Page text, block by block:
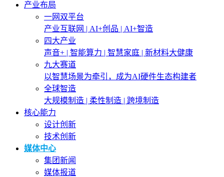
产业布局
一网双平台
产业互联网 | AI+创品 | AI+智造
四大产业
声音+ | 智能算力 | 智慧家庭 | 新材料大健康
九大赛道
以智慧场景为牵引，成为AI硬件生态构建者
全球智造
大规模制造 | 柔性制造 | 跨境制造
核心能力
设计创新
技术创新
媒体中心
集团新闻
媒体报道